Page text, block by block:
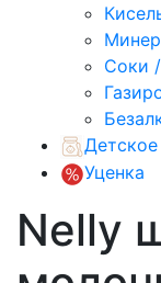
Соки
Уценка
Nelly